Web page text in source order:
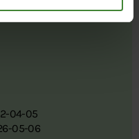
04-05
05-06